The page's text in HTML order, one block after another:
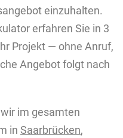
einzuhalten.
erfahren Sie in 3
Projekt — ohne Anruf,
Angebot folgt nach
im gesamten
in Saarbrücken,